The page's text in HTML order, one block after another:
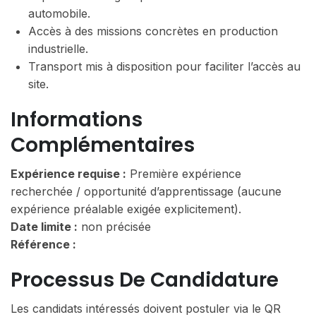
automobile.
Accès à des missions concrètes en production
industrielle.
Transport mis à disposition pour faciliter l’accès au
site.
Informations
Complémentaires
Expérience requise : Première expérience
recherchée / opportunité d’apprentissage (aucune
expérience préalable exigée explicitement).
Date limite : non précisée
Référence :
Processus De Candidature
Les candidats intéressés doivent postuler via le QR